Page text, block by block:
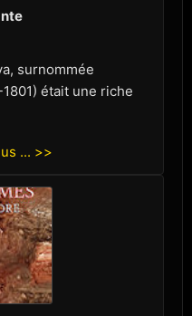
surnommée
était une riche
... >>